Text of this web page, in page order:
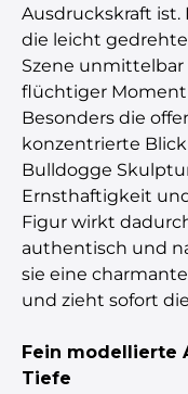
Ausdruckskraft
die leicht
Szene unmittelbar
flüchtiger
Besonders die
konzentrierte
Bulldogge
Ernsthaftigkeit
Figur wirkt
authentisch und
sie eine
und zieht sofort
Fein modellierte
Tiefe